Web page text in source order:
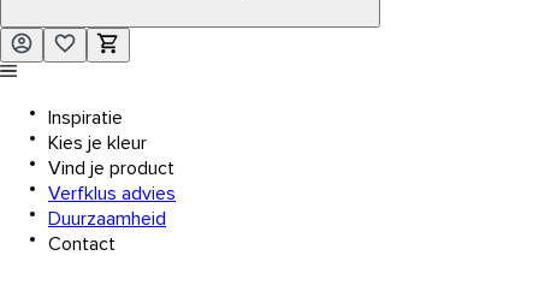
Inspiratie
Kies je kleur
Vind je product
Verfklus advies
Duurzaamheid
Contact